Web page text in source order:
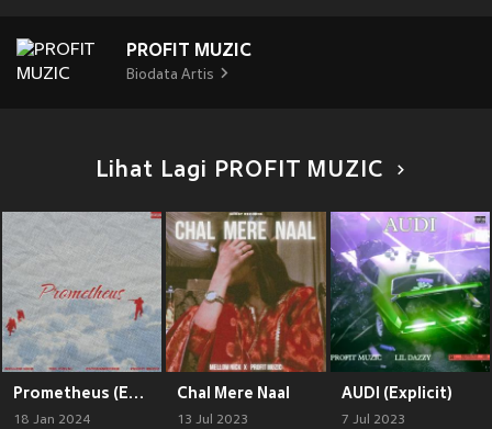
PROFIT MUZIC
Biodata Artis
Lihat Lagi PROFIT MUZIC
Prometheus (Explicit)
18 Jan 2024
Chal Mere Naal
13 Jul 2023
AUDI (Explicit)
7 Jul 2023